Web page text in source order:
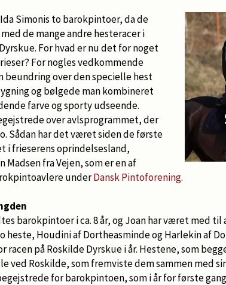
Simonis to barokpintoer, da de
de mange andre hesteracer i
For hvad er nu det for noget
For nogles vedkommende
over den specielle hest
og bølgede man kombineret
farve og sporty udseende.
over avlsprogrammet, der
Sådan har det været siden de første
i frieserens oprindelsesland,
fra Vejen, som er en af
underDansk Pintoforening.
barokpintoer i ca. 8 år, og Joan har været med
heste, Houdini af Dortheasminde og Harlekin af
på Roskilde Dyrskue i år. Hestene, som
ved Roskilde, som fremviste dem sammen med
for barokpintoen, som i år for første